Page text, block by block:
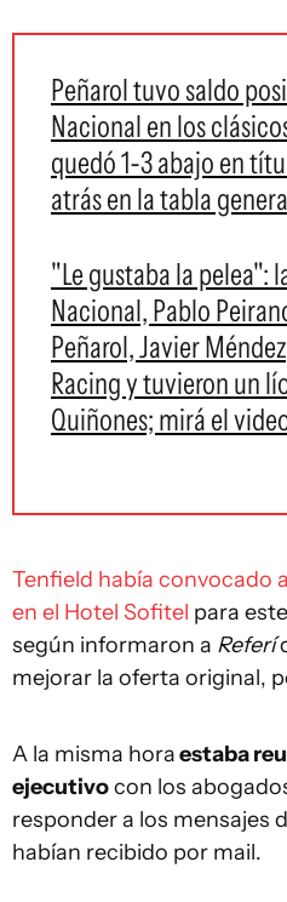
Peñarol tuvo saldo
Nacional en los
quedó 1-3 abajo en
atrás en la tabla
"Le gustaba la pelea":
Nacional, Pablo
Peñarol, Javier
Racing y tuvieron un
Quiñones; mirá el
Tenfield había convocado
en el Hotel Sofitel para este
según informaron a Referí
mejorar la oferta original,
A la misma horaestaba
ejecutivocon los
responder a los mensajes
habían recibido por mail.